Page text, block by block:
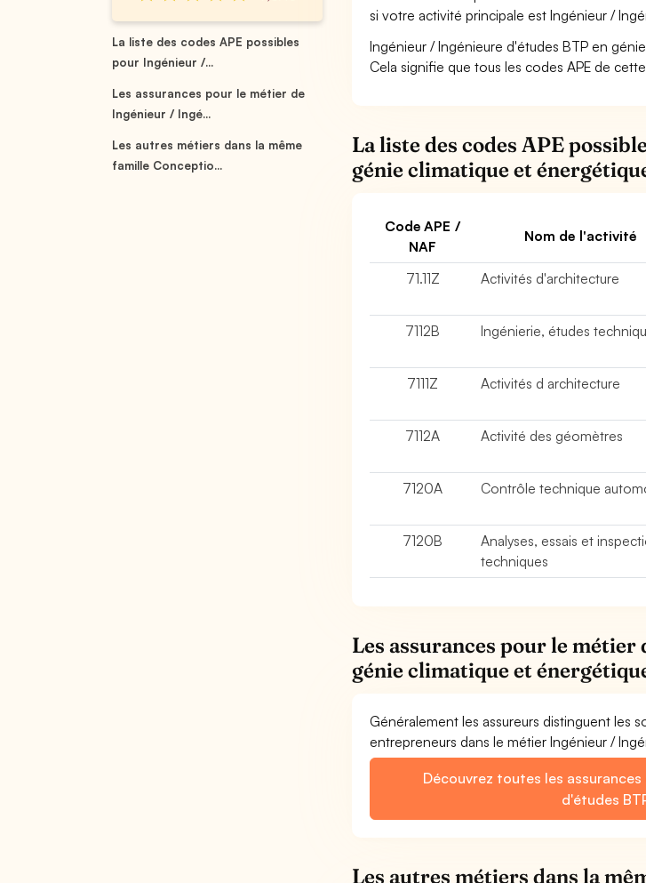
La liste des codes APE possibles
pour Ingénieur /...
Les assurances pour le métier de
Ingénieur / Ingé...
Les autres métiers dans la même
famille Conceptio...
si votre activité principale est Ingénieur /
Ingénieur / Ingénieure d'études BTP en
Cela signifie que tous les codes APE de
La liste des codes APE
génie climatique et
Code APE /
NAF
Nom de l'activité
71.11Z Activités d'architecture
7112B
Ingénierie, études
7111Z
Activités d architecture
7112A
Activité des géomètres
7120A
Contrôle technique
7120B
Analyses, essais et
techniques
Les assurances pour le
génie climatique et
Généralement les assureurs distinguent les
entrepreneurs dans le métier Ingénieur /
Découvrez toutes les
d'études
Les autres métiers dans la